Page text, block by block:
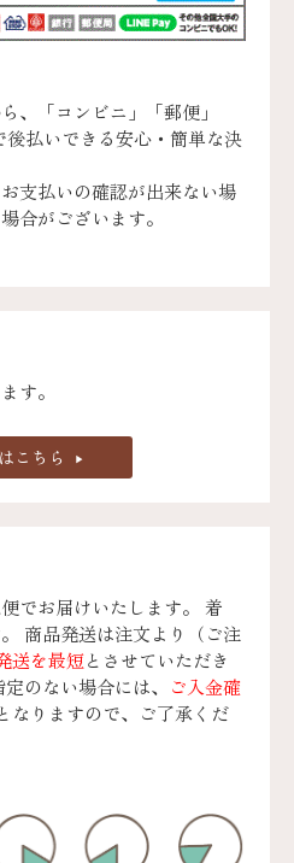
、「コンビニ」「郵便」
後払いできる安心・簡単な決
支払いの確認が出来ない場
合がございます。
す。
こちら
でお届けいたします。 着
商品発送は注文より（ご注
送を最短とさせていただき
のない場合には、 ご入金確
なりますので、ご了承くだ